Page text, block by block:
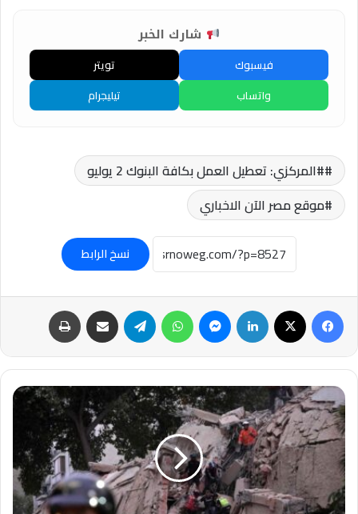
شارك الخبر
فيسبوك
تويتر
واتساب
تيليجرام
#المركزي: تعطيل العمل بكافة البنوك 2 يوليو
موقع مصر الآن الاخباري
نسخ الرابط
فيسبوك لينكدإن ماسنجر واتساب تيلقرام مشاركة عبر البريد
#كاراكاس
تهتز
مجددًا..
زلزال
قوي
ثانٍ
يضرب